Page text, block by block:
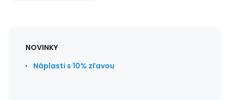
NOVINKY
Náplasti s 10% zľavou